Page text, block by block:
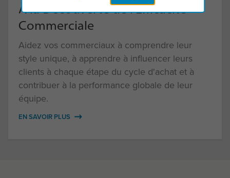
À la Découverte de l'Efficacité
Commerciale
Aidez vos commerciaux à comprendre leur
style unique, à apprendre à influencer leurs
clients à chaque étape du cycle d'achat et à
contribuer à la performance globale de leur
équipe.
EN SAVOIR PLUS